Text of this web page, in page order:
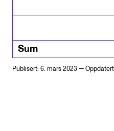
Sum
Publisert: 6. mars 2023 —